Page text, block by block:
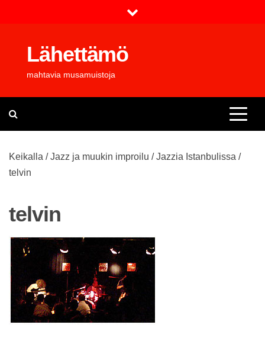
Lähettämö
mahtavia musamuistoja
Keikalla /Jazz ja muukin improilu /Jazzia Istanbulissa /
telvin
telvin